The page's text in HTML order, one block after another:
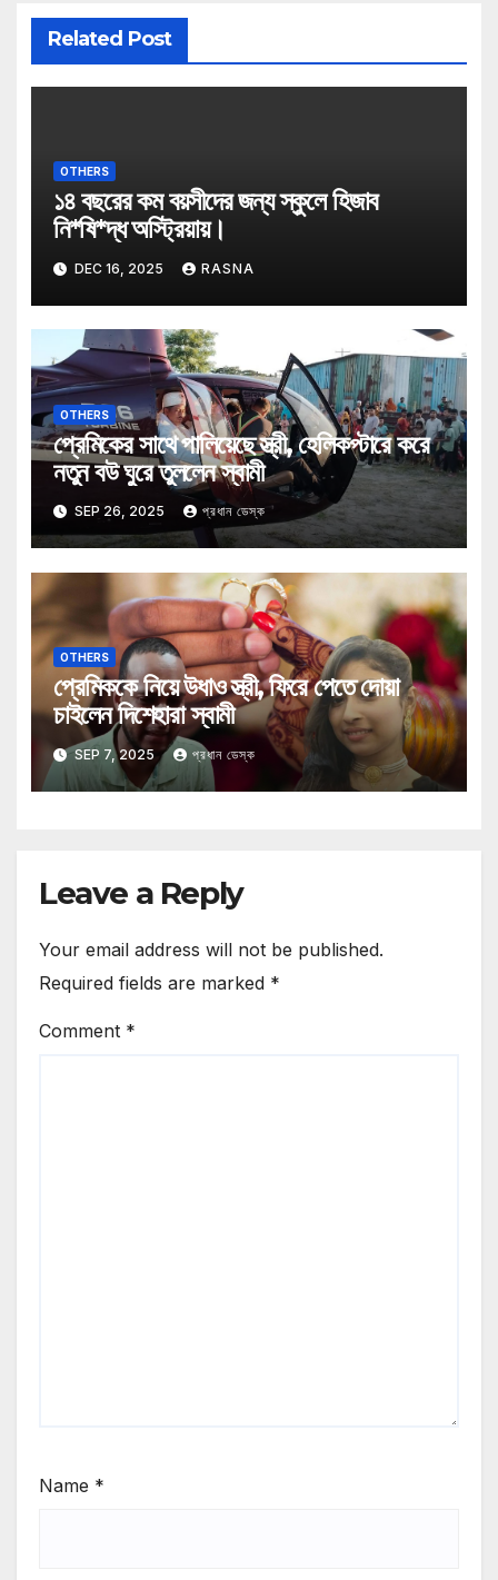
Related Post
OTHERS
১৪ বছরের কম বয়সীদের জন্য স্কুলে হিজাব
নি*ষি*দ্ধ অস্ট্রিয়ায়।
DEC 16, 2025 RASNA
OTHERS
প্রেমিকের সাথে পালিয়েছে স্ত্রী, হেলিকপ্টারে করে
নতুন বউ ঘুরে তুললেন স্বামী
SEP 26, 2025 প্রধান ডেস্ক
OTHERS
প্রেমিককে নিয়ে উধাও স্ত্রী, ফিরে পেতে দোয়া
চাইলেন দিশেহারা স্বামী
SEP 7, 2025 প্রধান ডেস্ক
Leave a Reply
Your email address will not be published.
Required fields are marked *
Comment *
Name *